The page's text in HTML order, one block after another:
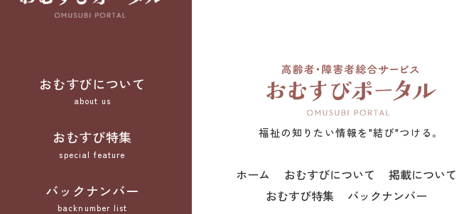
おむすびについて
about us
おむすび特集
special feature
バックナンバー
backnumber list
福祉の知りたい情報を"結び"つける。
ホーム おむすびについて
掲載について
おむすび特集
バックナンバー